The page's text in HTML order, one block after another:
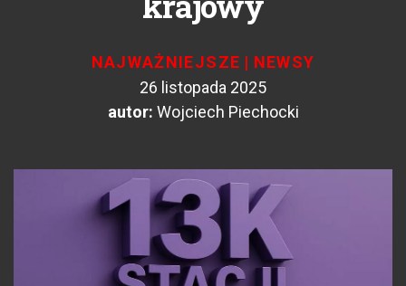
NAJWAŻNIEJSZE | NEWSY
26 listopada 2025
autor: Wojciech Piechocki